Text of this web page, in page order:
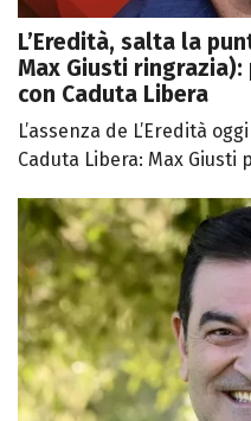
L’Eredità, salta la
Max Giusti
con Caduta Libera
L’assenza de L’Eredità
Caduta Libera: Max Giusti